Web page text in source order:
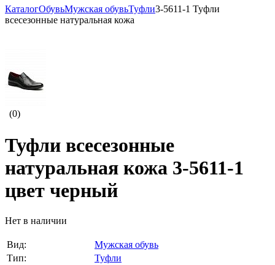
КаталогОбувьМужская обувьТуфли3-5611-1 Туфли
всесезонные натуральная кожа
(0)
Туфли всесезонные
натуральная кожа 3-5611-1
цвет черный
Нет в наличии
Вид:
Мужская обувь
Тип:
Туфли